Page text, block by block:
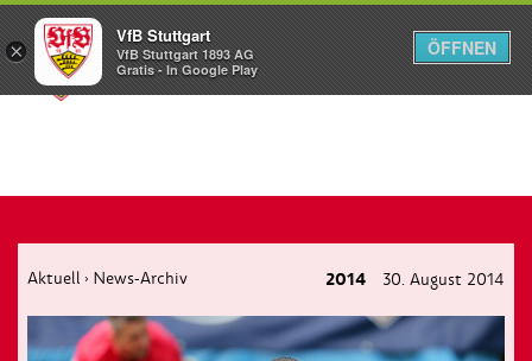
Menü
Aktuell › News-Archiv 2014 30. August 2014
×
VfB Stuttgart
VfB Stuttgart 1893 AG
Gratis - In Google Play
ÖFFNEN